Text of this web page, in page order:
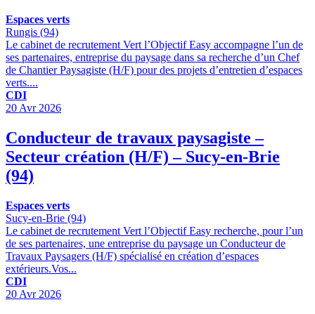
Espaces verts
Rungis (94)
Le cabinet de recrutement Vert l’Objectif Easy accompagne l’un de
ses partenaires, entreprise du paysage dans sa recherche d’un Chef
de Chantier Paysagiste (H/F) pour des projets d’entretien d’espaces
verts....
CDI
20 Avr 2026
Conducteur de travaux paysagiste –
Secteur création (H/F) – Sucy-en-Brie
(94)
Espaces verts
Sucy-en-Brie (94)
Le cabinet de recrutement Vert l’Objectif Easy recherche, pour l’un
de ses partenaires, une entreprise du paysage un Conducteur de
Travaux Paysagers (H/F) spécialisé en création d’espaces
extérieurs.Vos...
CDI
20 Avr 2026